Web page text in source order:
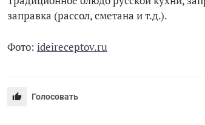
заправка (рассол, сметана и т.д.).
Фото: ideireceptov.ru
Голосовать